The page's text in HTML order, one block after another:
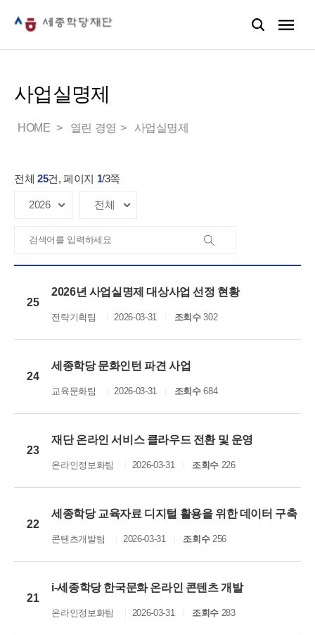
사업실명제
HOME 열린 경영 사업실명제
전체 25건, 페이지 1/3쪽
25
2026년 사업실명제 대상사업 선정 현황
전략기획팀 2026-03-31 조회수302
24
세종학당 문화인턴 파견 사업
교육문화팀 2026-03-31 조회수684
23
재단 온라인 서비스 클라우드 전환 및 운영
온라인정보화팀 2026-03-31 조회수 226
22
세종학당 교육자료 디지털 활용을 위한 데이터 구축
콘텐츠개발팀 2026-03-31 조회수256
21
i-세종학당 한국문화 온라인 콘텐츠 개발
온라인정보화팀 2026-03-31 조회수 283